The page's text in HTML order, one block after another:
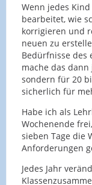
Wenn jedes
bearbeitet, wie
korrigieren und
neuen zu
Bedürfnisse des
mache das
sondern für 20
sicherlich für
Habe ich als
Wochenende
sieben Tage die
Anforderungen
Jedes Jahr